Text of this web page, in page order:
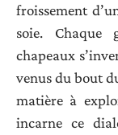
froissement
soie. Chaque
chapeaux
venus du bout
matière à
incarne ce